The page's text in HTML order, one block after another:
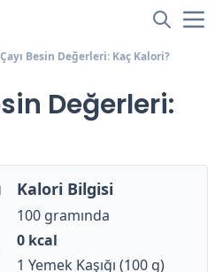
Besin Değerleri: Kaç Kalori?
Değerleri:
Kalori Bilgisi
100 gramında
0 kcal
1 Yemek Kaşığı (100 g)